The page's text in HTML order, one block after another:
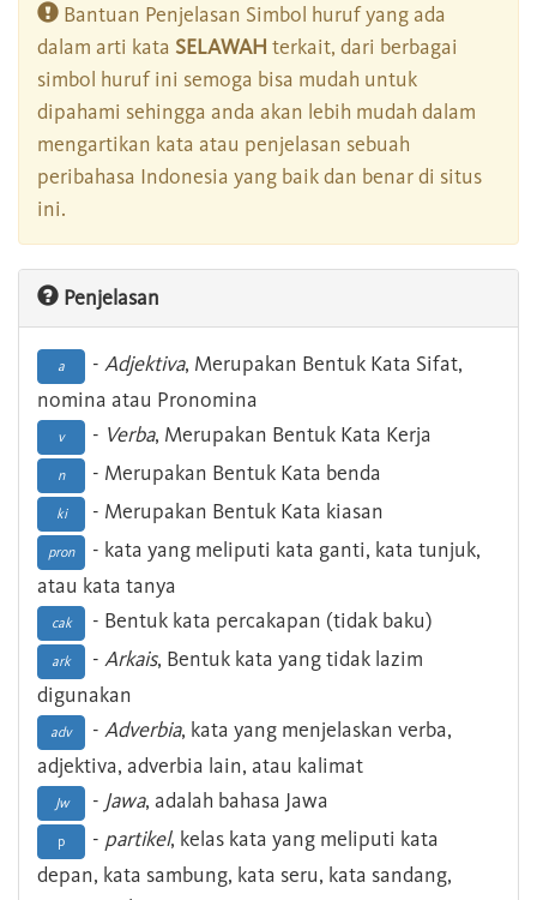
Bantuan Penjelasan Simbol huruf yang ada
dalam arti kata SELAWAH terkait, dari berbagai
simbol huruf ini semoga bisa mudah untuk
dipahami sehingga anda akan lebih mudah dalam
mengartikan kata atau penjelasan sebuah
peribahasa Indonesia yang baik dan benar di situs
ini.
Penjelasan
a - Adjektiva, Merupakan Bentuk Kata Sifat,
nomina atau Pronomina
v - Verba, Merupakan Bentuk Kata Kerja
n - Merupakan Bentuk Kata benda
ki - Merupakan Bentuk Kata kiasan
pron
- kata yang meliputi kata ganti, kata tunjuk,
atau kata tanya
cak - Bentuk kata percakapan (tidak baku)
ark - Arkais, Bentuk kata yang tidak lazim
digunakan
adv - Adverbia, kata yang menjelaskan verba,
adjektiva, adverbia lain, atau kalimat
Jw - Jawa, adalah bahasa Jawa
p - partikel, kelas kata yang meliputi kata
depan, kata sambung, kata seru, kata sandang,